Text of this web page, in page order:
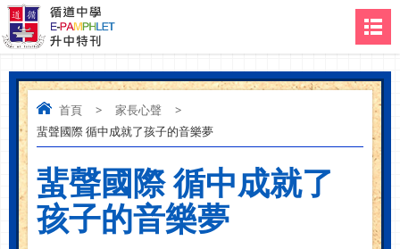
首頁 > 家長心聲
>
蜚聲國際 循中成就了孩子的音樂夢
蜚聲國際 循中成就了
孩子的音樂夢